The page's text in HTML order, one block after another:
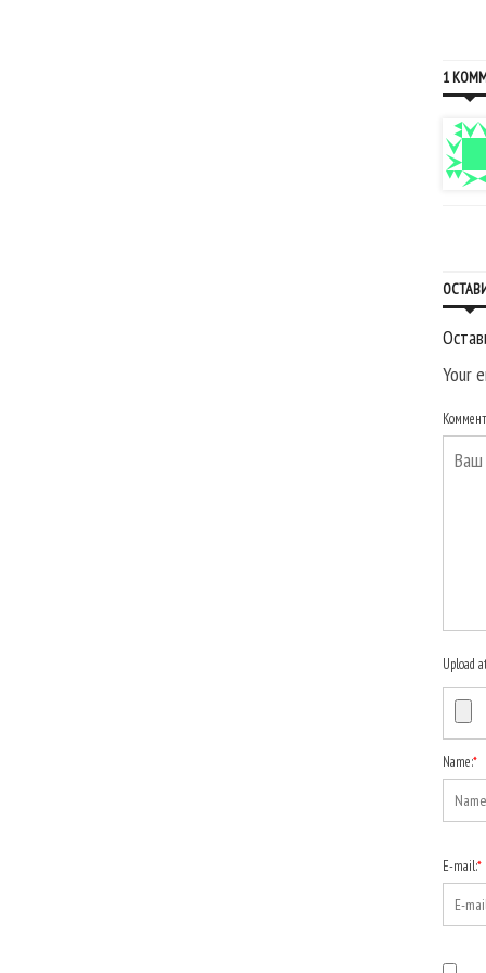
1
Your
Upload
Name:*
E-mail:*